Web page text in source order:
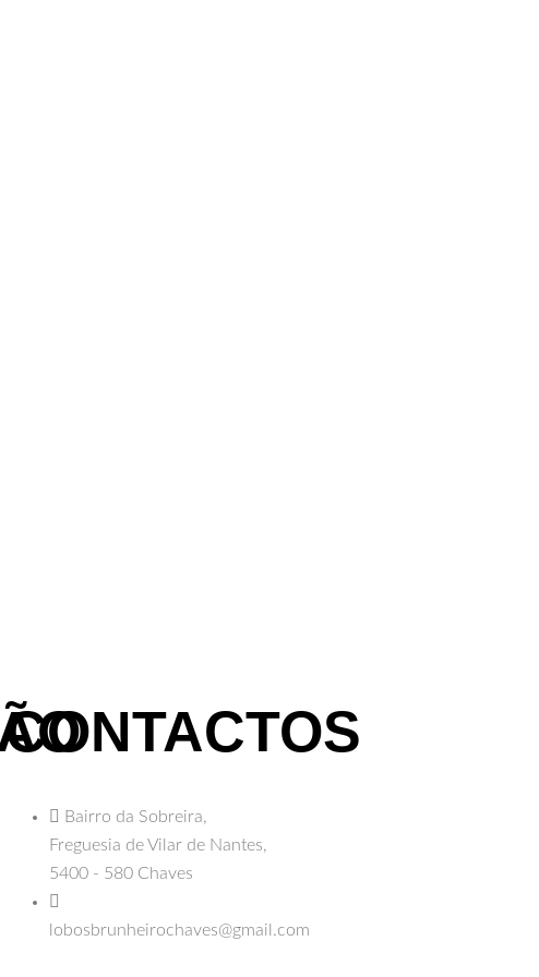
CONTACTOS
Bairro da Sobreira,
Freguesia de Vilar de Nantes,
5400 - 580 Chaves
lobosbrunheirochaves@gmail.com